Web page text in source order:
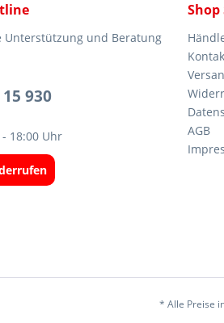
Unterstützung und Beratung
930
- 18:00 Uhr
Shop
AGB
* Alle Preise